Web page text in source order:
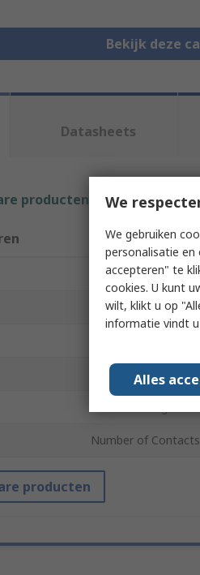
Bekijk deze
Datasheets
producten door een of
Attribuut
Merk
Product Type
Standards/Approvals
Number of Contacts
producten
We
We gebruiken
personalisatie
accepteren" te
cookies. U kunt
wilt, klikt u op
informatie vindt
Alles